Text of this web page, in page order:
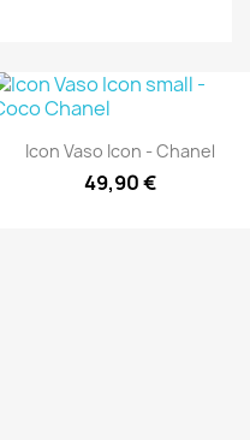
Icon Vaso Icon - Chanel
49,90 €